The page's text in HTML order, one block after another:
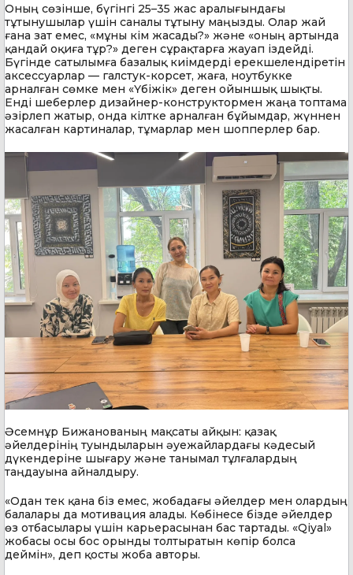
Оның сөзінше, бүгінгі 25–35 жас аралығындағы
тұтынушылар үшін саналы тұтыну маңызды. Олар жай
ғана зат емес, «мұны кім жасады?» және «оның артында
қандай оқиға тұр?» деген сұрақтарға жауап іздейді.
Бүгінде сатылымға базалық киімдерді ерекшелендіретін
аксессуарлар — галстук-корсет, жаға, ноутбукке
арналған сөмке мен «Үбіжік» деген ойыншық шықты.
Енді шеберлер дизайнер-конструктормен жаңа топтама
әзірлеп жатыр, онда кілтке арналған бұйымдар, жүннен
жасалған картиналар, тұмарлар мен шопперлер бар.
Әсемнұр Бижанованың мақсаты айқын: қазақ
әйелдерінің туындыларын әуежайлардағы кәдесый
дүкендеріне шығару және танымал тұлғалардың
таңдауына айналдыру.
«Одан тек қана біз емес, жобадағы әйелдер мен олардың
балалары да мотивация алады. Көбінесе бізде әйелдер
өз отбасылары үшін карьерасынан бас тартады. «Qiyal»
жобасы осы бос орынды толтыратын көпір болса
деймін», деп қосты жоба авторы.